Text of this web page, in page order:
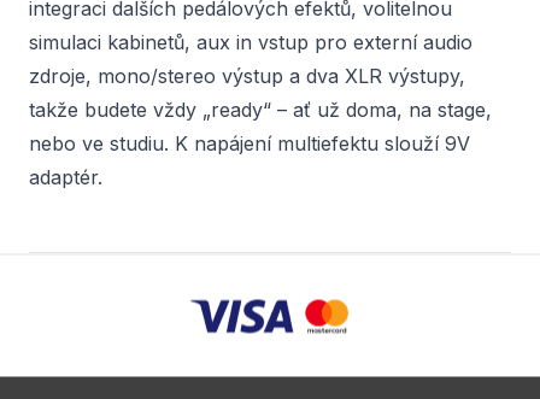
integraci dalších pedálových efektů, volitelnou
simulaci kabinetů, aux in vstup pro externí audio
zdroje, mono/stereo výstup a dva XLR výstupy,
takže budete vždy „ready“ – ať už doma, na stage,
nebo ve studiu. K napájení multiefektu slouží 9V
adaptér.